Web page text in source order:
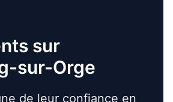
sur
sur-Orge
de leur confiance en